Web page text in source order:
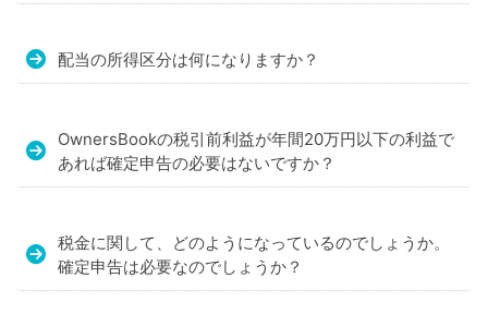
配当の所得区分は何になりますか？
OwnersBookの税引前利益が年間20万円以下の利益で
あれば確定申告の必要はないですか？
税金に関して、どのようになっているのでしょうか。
確定申告は必要なのでしょうか？